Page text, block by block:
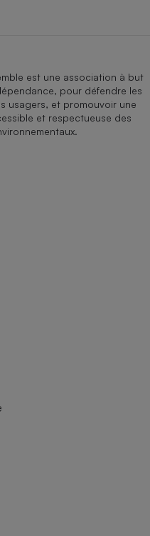
est une association à but
pour défendre les
usagers, et promouvoir une
et respectueuse des